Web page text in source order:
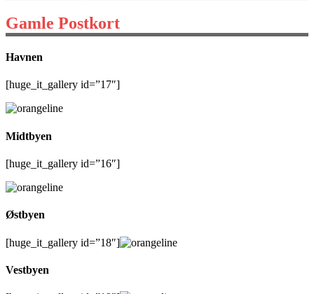
Gamle Postkort
Havnen
[huge_it_gallery id=”17″]
Midtbyen
[huge_it_gallery id=”16″]
Østbyen
[huge_it_gallery id=”18″]
Vestbyen